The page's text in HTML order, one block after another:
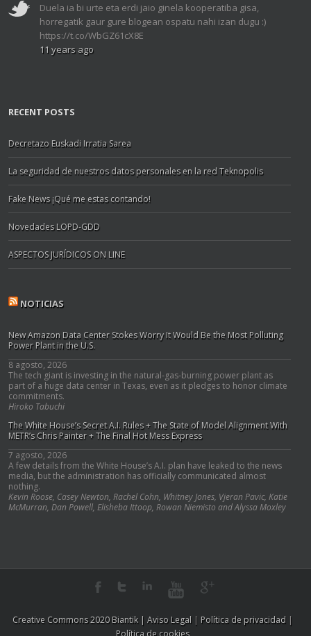
Duela ia bi urte eta erdi jaio ginela kooperatiba gisa,
horregatik gaur gure blogean ospatu nahi izan dugu :)
https://t.co/WbGZ61cX8E
11 years ago
RECENT POSTS
Decretazo Euskadi Irratia Sarea
La seguridad de nuestros datos personales en la red Teknopolis
Fake News ¡Qué me estas contando!
Novedades LOPD-GDD
ASPECTOS JURÍDICOS ON LINE
NOTICIAS
New Amazon Data Center Stokes Worry It Would Be the Most Polluting
Power Plant in the U.S.
8 agosto, 2026
The tech giant is investing in the natural-gas-burning power plant as
part of a huge data center in Texas, even as it pledges to honor climate
commitments.
Hiroko Tabuchi
The White House’s Secret A.I. Rules + The State of Model Alignment With
METR’s Chris Painter + The Final Hot Mess Express
7 agosto, 2026
A few details from the White House’s A.I. plan have leaked to the news
media, but the administration has officially communicated almost
nothing.
Kevin Roose, Casey Newton, Rachel Cohn, Whitney Jones, Vjeran Pavic, Katie
McMurran, Dan Powell, Elisheba Ittoop, Rowan Niemisto and Alyssa Moxley
Creative Commons 2020 Biantik | Aviso Legal| Política de privacidad|
Política de cookies